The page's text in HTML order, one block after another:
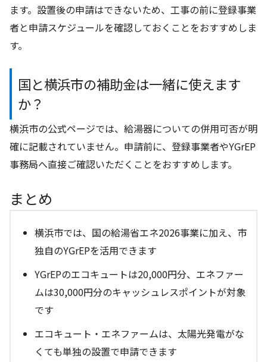
ます。設置後の申請はできないため、工事の前に登録事業
者と申請スケジュールを確認しておくことをおすすめしま
す。
国と横浜市の補助金は一緒に使えます
か？
横浜市の公式ページでは、給湯器についての併用可否が明
確に記載されていません。申請前に、登録事業者やYGrEP
事務局へ直接ご確認いただくことをおすすめします。
まとめ
横浜市では、国の給湯省エネ2026事業に加え、市
独自のYGrEPを活用できます
YGrEPのエコキュートは20,000円分、エネファー
ムは30,000円分のキャッシュレスポイントが対象
です
エコキュート・エネファームは、太陽光発電がな
くても単独の設置で申請できます